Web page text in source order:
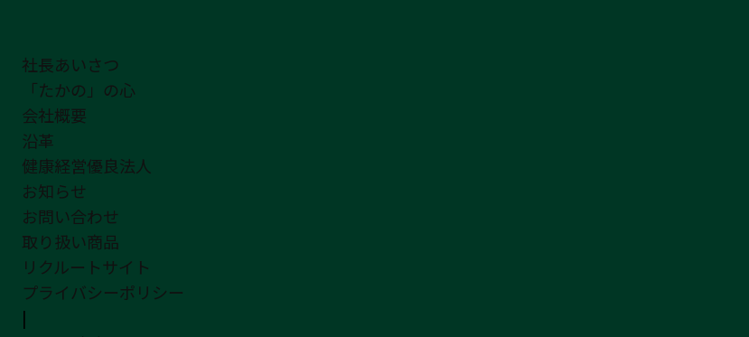
社長あいさつ
「たかの」の心
会社概要
沿革
健康経営優良法人
お知らせ
お問い合わせ
取り扱い商品
リクルートサイト
プライバシーポリシー
|